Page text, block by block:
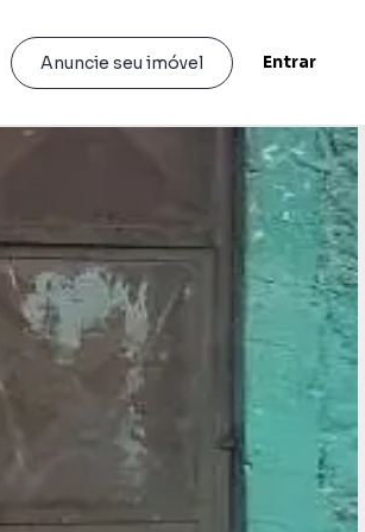
Anuncie seu imóvel Entrar